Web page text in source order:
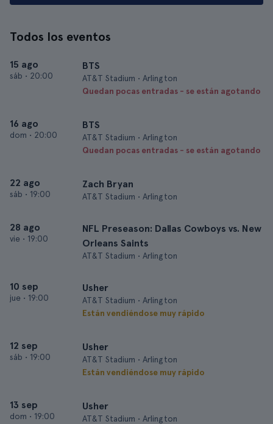
Todos los eventos
15 ago
sáb • 20:00
BTS
AT&T Stadium • Arlington
Quedan pocas entradas - se están agotando
16 ago
dom • 20:00
BTS
AT&T Stadium • Arlington
Quedan pocas entradas - se están agotando
22 ago
sáb • 19:00
Zach Bryan
AT&T Stadium • Arlington
28 ago
vie • 19:00
NFL Preseason: Dallas Cowboys vs. New
Orleans Saints
AT&T Stadium • Arlington
10 sep
jue • 19:00
Usher
AT&T Stadium • Arlington
Están vendiéndose muy rápido
12 sep
sáb • 19:00
Usher
AT&T Stadium • Arlington
Están vendiéndose muy rápido
13 sep
dom • 19:00
Usher
AT&T Stadium • Arlington